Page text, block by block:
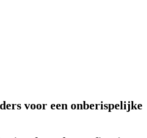
voor een onberispelijke